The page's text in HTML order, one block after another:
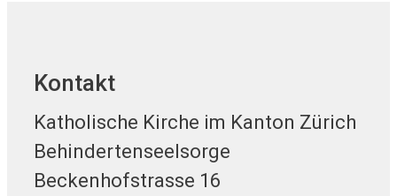
Kontakt
Katholische Kirche im Kanton Zürich
Behindertenseelsorge
Beckenhofstrasse 16